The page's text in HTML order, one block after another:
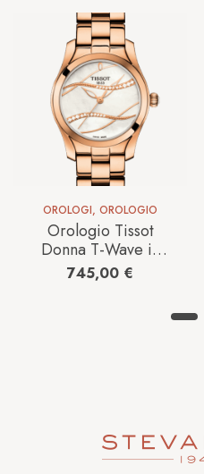
OROLOGI, OROLOGIO
Orologio Tissot
Donna T-Wave in
Acciaio
T1122103311100
745,00 €